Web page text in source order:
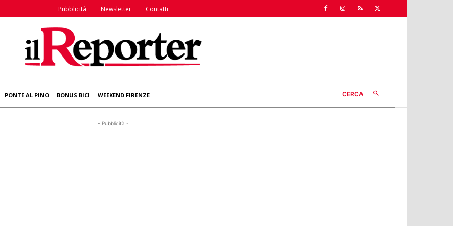
Pubblicità Newsletter Contatti
PONTE AL PINO BONUS BICI WEEKEND FIRENZE CERCA
- Pubblicità -